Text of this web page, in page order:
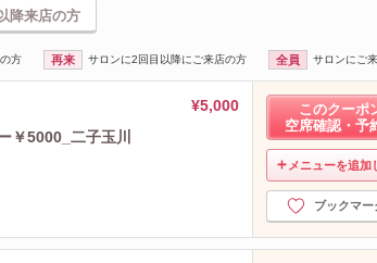
降来店の方
方 再来 サロンに2回目以降にご来店の方 全員 サロンにご
¥5,000
￥5000_二子玉川
このクーポ
空席確認・予
メニューを追加
ブックマー